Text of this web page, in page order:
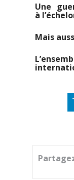
Une
à
Mais